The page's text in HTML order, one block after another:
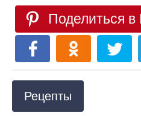
Поделиться в
Рецепты